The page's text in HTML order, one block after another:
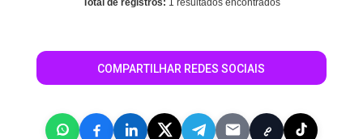
Total de registros: 1 resultados encontrados
COMPARTILHAR REDES SOCIAIS